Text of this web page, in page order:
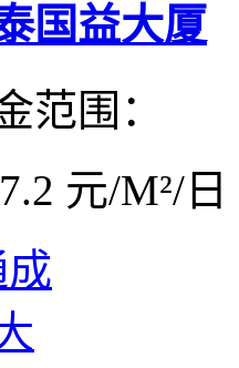
国益大厦
范围：
元/M²/日